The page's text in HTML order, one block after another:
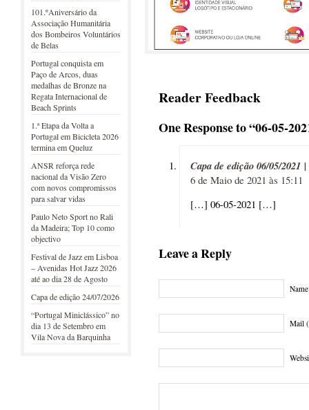
101.ºAniversário da
Associação Humanitária
dos Bombeiros Voluntários
de Belas
Portugal conquista em
Paço de Arcos, duas
medalhas de Bronze na
Regata Internacional de
Beach Sprints
1.ª Etapa da Volta a
Portugal em Bicicleta 2026
termina em Queluz
ANSR reforça rede
nacional da Visão Zero
com novos compromissos
para salvar vidas
Paulo Neto Sport no Rali
da Madeira; Top 10 como
objectivo
Festival de Jazz em Lisboa
– Avenidas Hot Jazz 2026
até ao dia 28 de Agosto
Capa de edição 24/07/2026
“Portugal Miniclássico” no
dia 13 de Setembro em
Vila Nova da Barquinha
Reader Feedback
One Response to “06-05-
Capa de edição 06/05/2021
6 de Maio de 2021 às 15:11
[…] 06-05-2021 […]
Leave a Reply
Mail